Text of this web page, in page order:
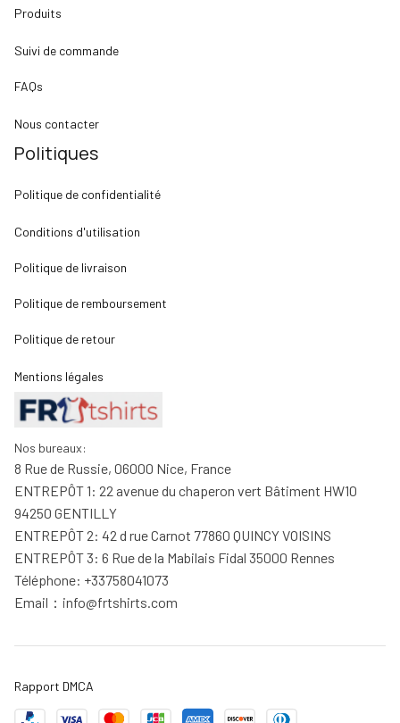
Produits
Suivi de commande
FAQs
Nous contacter
Politiques
Politique de confidentialité
Conditions d'utilisation
Politique de livraison
Politique de remboursement
Politique de retour
Mentions légales
Nos bureaux:
8 Rue de Russie, 06000 Nice, France
ENTREPÔT 1: 22 avenue du chaperon vert Bâtiment HW10
94250 GENTILLY
ENTREPÔT 2: 42 d rue Carnot 77860 QUINCY VOISINS
ENTREPÔT 3: 6 Rue de la Mabilais Fidal 35000 Rennes
Téléphone: +33758041073
Email： info@frtshirts.com
Rapport DMCA